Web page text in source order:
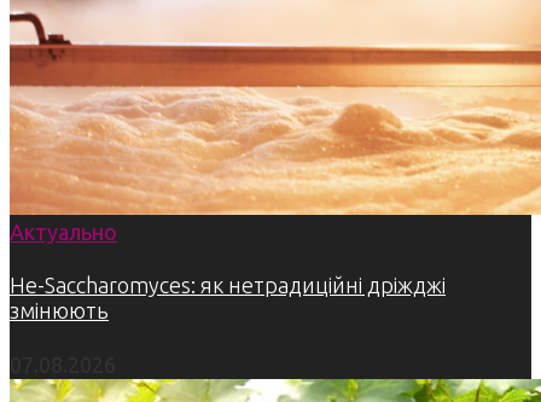
Актуально
Не-Saccharomyces: як нетрадиційні дріжджі
змінюють